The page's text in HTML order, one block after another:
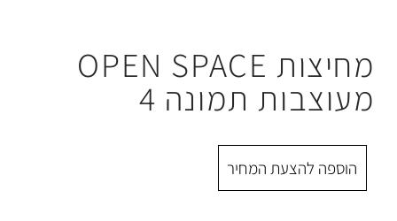
מחיצות OPEN SPACE
תמונה 4
המחיר